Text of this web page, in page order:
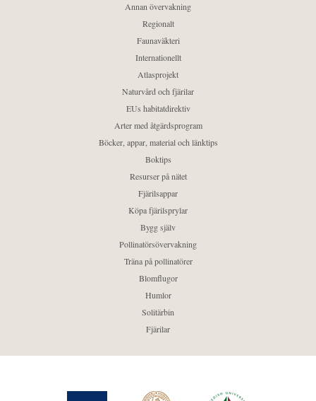
Annan övervakning
Regionalt
Faunaväkteri
Internationellt
Atlasprojekt
Naturvård och fjärilar
EUs habitatdirektiv
Arter med åtgärdsprogram
Böcker, appar, material och länktips
Boktips
Resurser på nätet
Fjärilsappar
Köpa fjärilsprylar
Bygg själv
Pollinatörsövervakning
Träna på pollinatörer
Blomflugor
Humlor
Solitärbin
Fjärilar